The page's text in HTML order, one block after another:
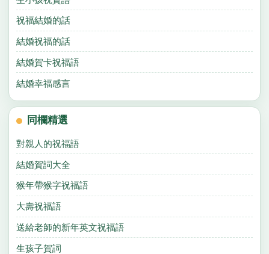
祝福結婚的話
結婚祝福的話
結婚賀卡祝福語
結婚幸福感言
同欄精選
對親人的祝福語
結婚賀詞大全
猴年帶猴字祝福語
大壽祝福語
送給老師的新年英文祝福語
生孩子賀詞